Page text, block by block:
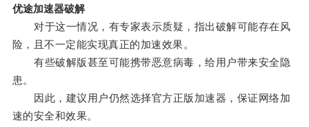
优途加速器破解
对于这一情况，有专家表示质疑，指出破解可能存在风
险，且不一定能实现真正的加速效果。
有些破解版甚至可能携带恶意病毒，给用户带来安全隐
患。
因此，建议用户仍然选择官方正版加速器，保证网络加
速的安全和效果。